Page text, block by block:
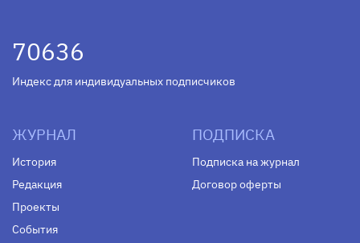
70636
Индекс для индивидуальных подписчиков
ЖУРНАЛ
История
Редакция
Проекты
События
ПОДПИСКА
Подписка на журнал
Договор оферты